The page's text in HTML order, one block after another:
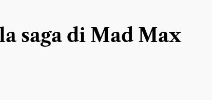
saga di Mad Max